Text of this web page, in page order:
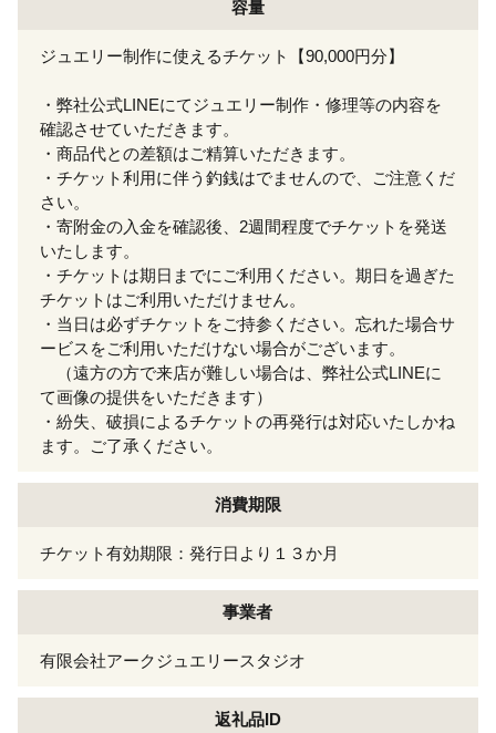
容量
ジュエリー制作に使えるチケット【90,000円分】
・弊社公式LINEにてジュエリー制作・修理等の内容を
確認させていただきます。
・商品代との差額はご精算いただきます。
・チケット利用に伴う釣銭はでませんので、ご注意くだ
さい。
・寄附金の入金を確認後、2週間程度でチケットを発送
いたします。
・チケットは期日までにご利用ください。期日を過ぎた
チケットはご利用いただけません。
・当日は必ずチケットをご持参ください。忘れた場合サ
ービスをご利用いただけない場合がございます。
（遠方の方で来店が難しい場合は、弊社公式LINEに
て画像の提供をいただきます）
・紛失、破損によるチケットの再発行は対応いたしかね
ます。ご了承ください。
消費期限
チケット有効期限：発行日より１３か月
事業者
有限会社アークジュエリースタジオ
返礼品ID